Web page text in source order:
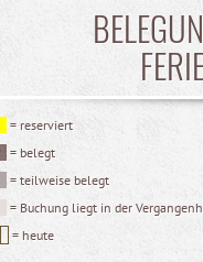
= reserviert
= belegt
= teilweise belegt
= Buchung liegt in der
= heute